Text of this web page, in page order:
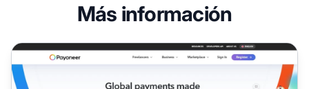
Más información
Programa de Afiliados de Payoneer